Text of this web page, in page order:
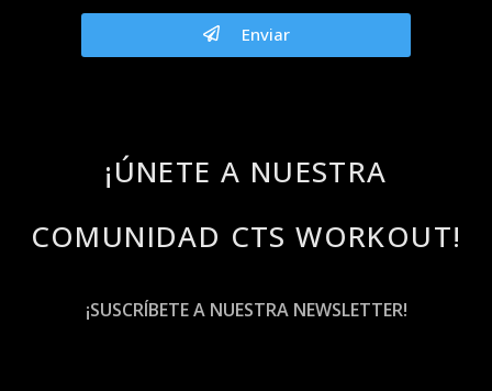
Enviar
¡ÚNETE A NUESTRA
COMUNIDAD CTS WORKOUT!
¡SUSCRÍBETE A NUESTRA NEWSLETTER!